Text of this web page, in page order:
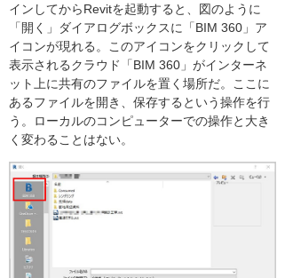
インしてからRevitを起動すると、図のように
「開く」ダイアログボックスに「BIM 360」ア
イコンが現れる。このアイコンをクリックして
表示されるクラウド「BIM 360」がインターネ
ット上に共有のファイルを置く場所だ。ここに
あるファイルを開き、保存するという操作を行
う。ローカルのコンピューターでの操作と大き
く変わることはない。